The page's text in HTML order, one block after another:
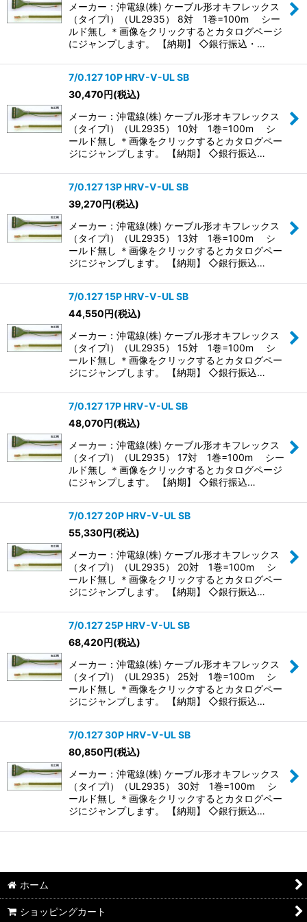
メーカー：沖電線(株) ケーブル形オキフレックス
（タイプI）（UL2935） 8対 1巻=100m シー
ルド無し ＊画像をクリックするとカタログページ
にジャンプします。 【納期】 ◇銀行振込・…
7/0.127 10P HRV-V-UL SB
30,470円(税込)
メーカー：沖電線(株) ケーブル形オキフレックス
（タイプI）（UL2935） 10対 1巻=100m シ
ールド無し ＊画像をクリックするとカタログペー
ジにジャンプします。 【納期】 ◇銀行振込…
7/0.127 13P HRV-V-UL SB
39,270円(税込)
メーカー：沖電線(株) ケーブル形オキフレックス
（タイプI）（UL2935） 13対 1巻=100m シ
ールド無し ＊画像をクリックするとカタログペー
ジにジャンプします。 【納期】 ◇銀行振込…
7/0.127 15P HRV-V-UL SB
44,550円(税込)
メーカー：沖電線(株) ケーブル形オキフレックス
（タイプI）（UL2935） 15対 1巻=100m シ
ールド無し ＊画像をクリックするとカタログペー
ジにジャンプします。 【納期】 ◇銀行振込…
7/0.127 17P HRV-V-UL SB
48,070円(税込)
メーカー：沖電線(株) ケーブル形オキフレックス
（タイプI）（UL2935） 17対 1巻=100m シー
ルド無し ＊画像をクリックするとカタログページ
にジャンプします。 【納期】 ◇銀行振込…
7/0.127 20P HRV-V-UL SB
55,330円(税込)
メーカー：沖電線(株) ケーブル形オキフレックス
（タイプI）（UL2935） 20対 1巻=100m シ
ールド無し ＊画像をクリックするとカタログペー
ジにジャンプします。 【納期】 ◇銀行振込…
7/0.127 25P HRV-V-UL SB
68,420円(税込)
メーカー：沖電線(株) ケーブル形オキフレックス
（タイプI）（UL2935） 25対 1巻=100m シ
ールド無し ＊画像をクリックするとカタログペー
ジにジャンプします。 【納期】 ◇銀行振込…
7/0.127 30P HRV-V-UL SB
80,850円(税込)
メーカー：沖電線(株) ケーブル形オキフレックス
（タイプI）（UL2935） 30対 1巻=100m シ
ールド無し ＊画像をクリックするとカタログペー
ジにジャンプします。 【納期】 ◇銀行振込…
ホーム
ショッピングカート